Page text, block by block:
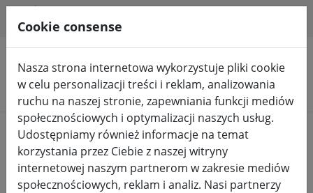
Szukaj produktów
Home Świece LED Kość słoniowa
Cookie consense
Nasza strona internetowa wykorzystuje pliki cookie
w celu personalizacji treści i reklam, analizowania
ruchu na naszej stronie, zapewniania funkcji mediów
społecznościowych i optymalizacji naszych usług.
Udostępniamy również informacje na temat
korzystania przez Ciebie z naszej witryny
internetowej naszym partnerom w zakresie mediów
społecznościowych, reklam i analiz. Nasi partnerzy